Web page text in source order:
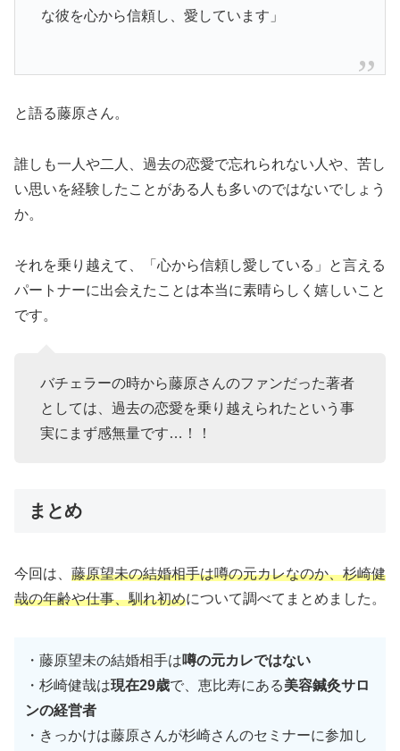
な彼を心から信頼し、愛しています」
と語る藤原さん。
誰しも一人や二人、過去の恋愛で忘れられない人や、苦し
い思いを経験したことがある人も多いのではないでしょう
か。
それを乗り越えて、「心から信頼し愛している」と言える
パートナーに出会えたことは本当に素晴らしく嬉しいこと
です。
バチェラーの時から藤原さんのファンだった著者
としては、過去の恋愛を乗り越えられたという事
実にまず感無量です…！！
まとめ
今回は、 藤原望未の結婚相手は噂の元カレなのか、杉崎健
哉の年齢や仕事、馴れ初めについて調べてまとめました。
・藤原望未の結婚相手は噂の元カレではない
・杉崎健哉は現在29歳で、恵比寿にある美容鍼灸サロ
ンの経営者
・きっかけは藤原さんが杉崎さんのセミナーに参加し